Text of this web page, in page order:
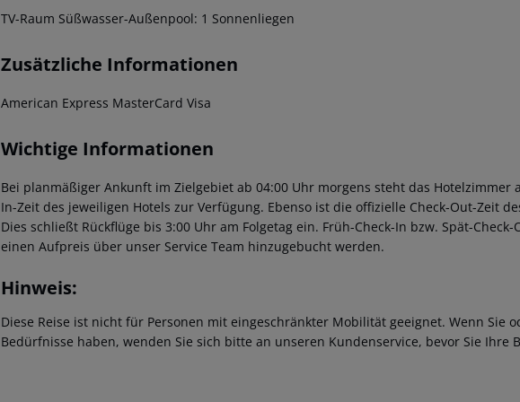
TV-Raum Süßwasser-Außenpool: 1 Sonnenliegen
Zusätzliche Informationen
American Express MasterCard Visa
Wichtige Informationen
Bei planmäßiger Ankunft im Zielgebiet ab 04:00 Uhr morgens steht das Hotelzimmer
In-Zeit des jeweiligen Hotels zur Verfügung. Ebenso ist die offizielle Check-Out-Zeit
Dies schließt Rückflüge bis 3:00 Uhr am Folgetag ein. Früh-Check-In bzw. Spät-
einen Aufpreis über unser Service Team hinzugebucht werden.
Hinweis:
Diese Reise ist nicht für Personen mit eingeschränkter Mobilität geeignet. Wenn Sie
Bedürfnisse haben, wenden Sie sich bitte an unseren Kundenservice, bevor Sie Ihre